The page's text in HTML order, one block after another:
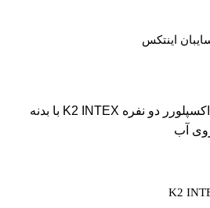
اینتکس